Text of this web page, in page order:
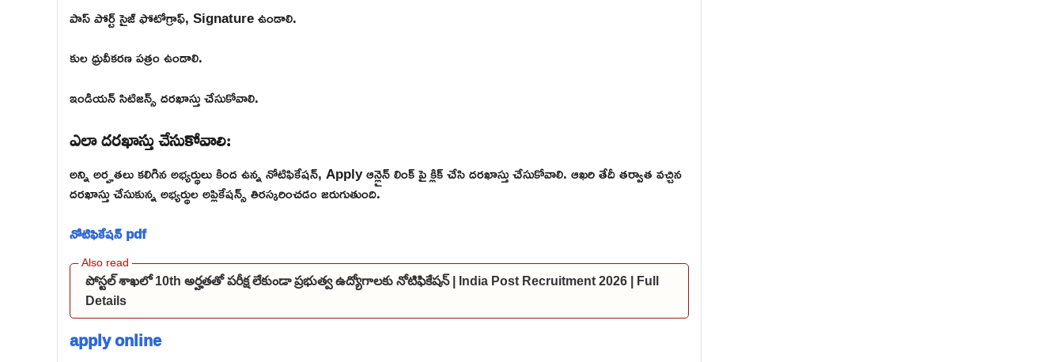
పాస్ పోర్ట్ సైజ్ ఫోటోగ్రాఫ్, Signature ఉండాలి.
కుల ధ్రువీకరణ పత్రం ఉండాలి.
ఇండియన్ సిటిజన్స్ దరఖాస్తు చేసుకోవాలి.
ఎలా దరఖాస్తు చేసుకోవాలి:
అన్ని అర్హతలు కలిగిన అభ్యర్థులు కింద ఉన్న నోటిఫికేషన్, Apply ఆన్లైన్ లింక్ పై క్లిక్ చేసి దరఖాస్తు చేసుకోవాలి. ఆఖరి తేదీ తర్వాత వచ్చిన
దరఖాస్తు చేసుకున్న అభ్యర్థుల అప్లికేషన్స్ తిరస్కరించడం జరుగుతుంది.
నోటిఫికేషన్ pdf
పోస్టల్ శాఖలో 10th అర్హతతో పరీక్ష లేకుండా ప్రభుత్వ ఉద్యోగాలకు నోటిఫికేషన్ | India Post Recruitment 2026 | Full
Details
apply online